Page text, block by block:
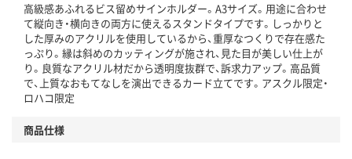
この商品の環境配慮ポイントです。下記商品詳細「
アスクル商品環境スコア詳細／加点項目
」で確認できます。
高級感あふれるビス留めサインホルダー。A3サイズ。用途に合わせ
て縦向き・横向きの両方に使えるスタンドタイプです。しっかりと
した厚みのアクリルを使用しているから、重厚なつくりで存在感た
っぷり。縁は斜めのカッティングが施され、見た目が美しい仕上が
り。良質なアクリル材だから透明度抜群で、訴求力アップ。高品質
で、上質なおもてなしを演出できるカード立てです。アスクル限定・
ロハコ限定
商品仕様